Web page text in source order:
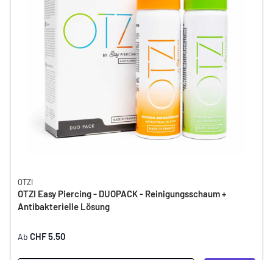
OTZI
OTZI Easy Piercing - DUOPACK - Reinigungsschaum +
Antibakterielle Lösung
Ab CHF 5.50